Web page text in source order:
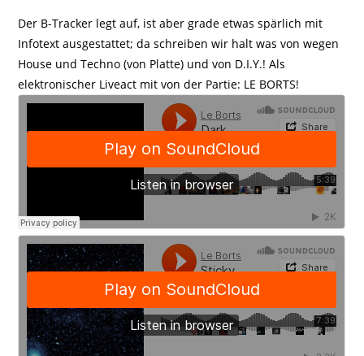
Der B-Tracker legt auf, ist aber grade etwas spärlich mit
Infotext ausgestattet; da schreiben wir halt was von wegen
House und Techno (von Platte) und von D.I.Y.! Als
elektronischer Liveact mit von der Partie: LE BORTS!